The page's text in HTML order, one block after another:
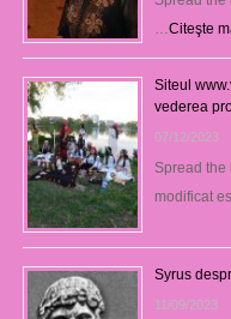
…Citeşte
Siteul
vederea
07/12/2023
Spread the
modificat
Syrus
11/09/2023